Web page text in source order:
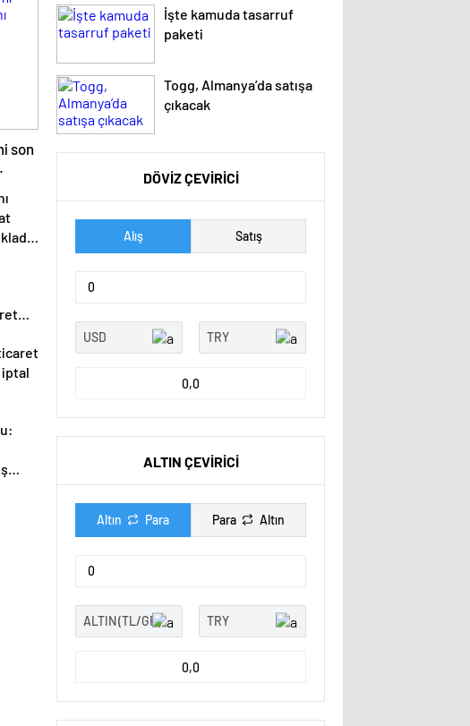
son
bir
İşte kamuda tasarruf
paketi
Togg, Almanya’da satışa
çıkacak
DÖVİZ ÇEVİRİCİ
Alış Satış
0,0
ALTIN ÇEVİRİCİ
Altın Para Para Altın
0,0